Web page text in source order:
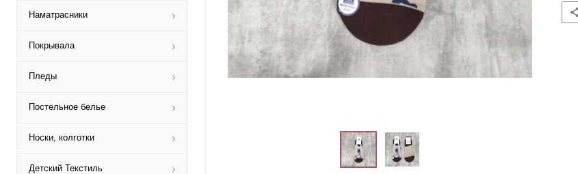
Наматрасники
Покрывала
Пледы
Постельное белье
Носки, колготки
Детский Текстиль